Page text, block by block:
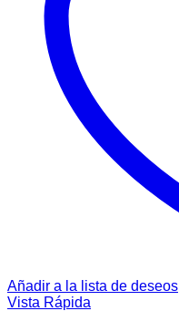
Añadir a la lista de deseos
Vista Rápida